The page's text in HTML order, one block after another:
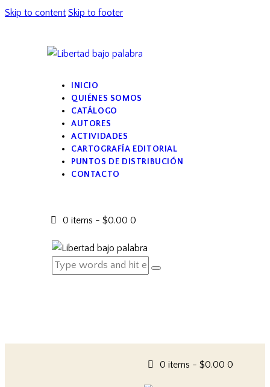
Skip to content Skip to footer
INICIO
QUIÉNES SOMOS
CATÁLOGO
AUTORES
ACTIVIDADES
CARTOGRAFÍA EDITORIAL
PUNTOS DE DISTRIBUCIÓN
CONTACTO
0 items - $0.00 0
0 items - $0.00 0